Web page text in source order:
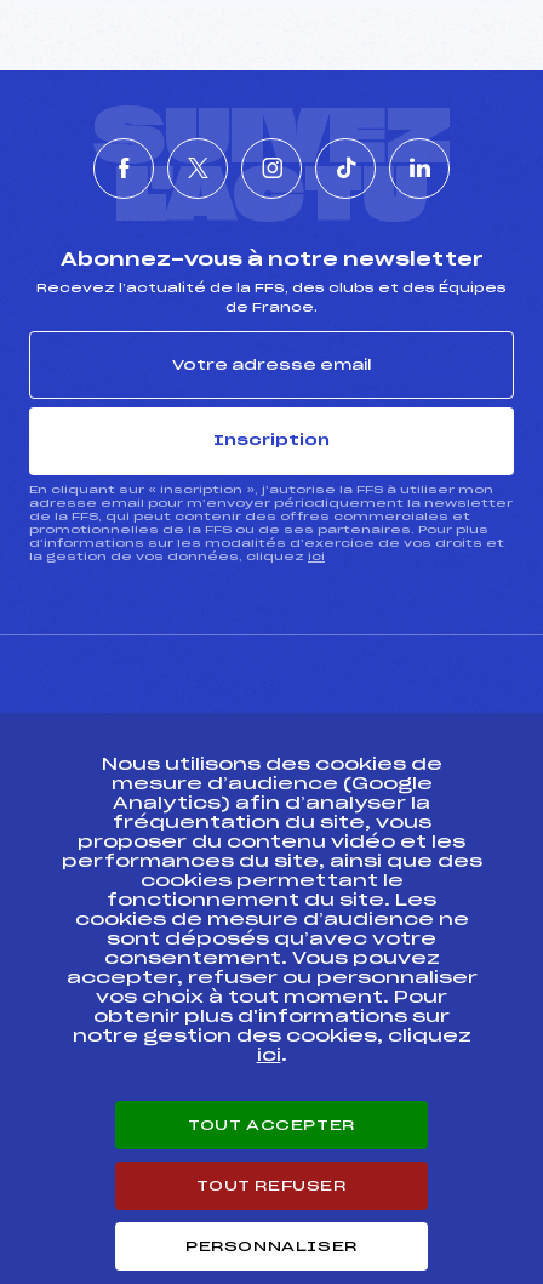
SUIVEZ
L'ACTU
Abonnez-vous à notre newsletter
Recevez l’actualité de la FFS, des clubs et des Équipes
de France.
Inscription
En cliquant sur « inscription », j’autorise la FFS à utiliser mon
adresse email pour m’envoyer périodiquement la newsletter
de la FFS, qui peut contenir des offres commerciales et
promotionnelles de la FFS ou de ses partenaires. Pour plus
d’informations sur les modalités d’exercice de vos droits et
la gestion de vos données, cliquez ici
Ressources
Pass’Neige
Projet sportif fédéral
Projet de performance fédéral
Antidopage
Pôle Développement, Formation, Suivi
Scientifique
Listes ministérielles
Pôle vie de l’athlète
Enseignement professionnel
Carrières
Nous utilisons des cookies de
mesure d’audience (Google
Analytics) afin d’analyser la
fréquentation du site, vous
proposer du contenu vidéo et les
performances du site, ainsi que des
cookies permettant le
fonctionnement du site. Les
cookies de mesure d’audience ne
sont déposés qu’avec votre
consentement. Vous pouvez
accepter, refuser ou personnaliser
vos choix à tout moment. Pour
obtenir plus d'informations sur
notre gestion des cookies, cliquez
ici.
TOUT ACCEPTER
TOUT REFUSER
PERSONNALISER